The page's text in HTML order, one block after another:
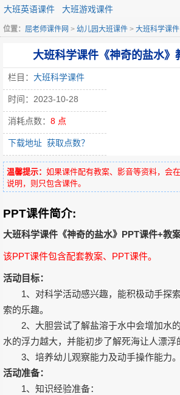
大班英语课件
大班游戏课件
位置： 屈老师课件网 > 幼儿园大班课件 > 大班科学课件
大班科学课件《神奇的盐水》
栏目： 大班科学课件
时间：2023-10-28
消耗点数： 8 点
下载地址 获取点数？
温馨提示： 如果课件配有教案、影音等资料，会
说明，则只包含课件。
PPT课件简介:
大班科学课件《神奇的盐水》PPT课件+教
该PPT课件包含配套教案、PPT课件。
活动目标：
1、对科学活动感兴趣，能积极动手探
索的乐趣。
2、大胆尝试了解盐溶于水中会增加水的
水的浮力越大，并能初步了解死海让人漂浮
3、培养幼儿观察能力及动手操作能
活动准备：
1、知识经验准备：